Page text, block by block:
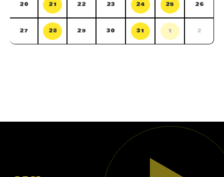
20 21 22 23 24 25 26
27 28 29 30 31 1 2